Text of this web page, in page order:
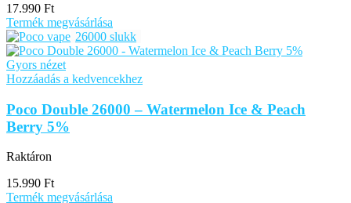
17.990 Ft
Termék megvásárlása
26000 slukk
Gyors nézet
Hozzáadás a kedvencekhez
Poco Double 26000 – Watermelon Ice & Peach
Berry 5%
Raktáron
15.990 Ft
Termék megvásárlása